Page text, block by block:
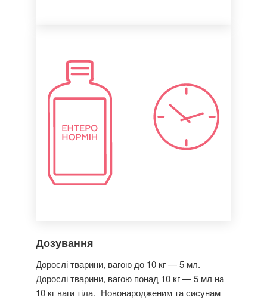
Дозування
Дорослі тварини, вагою до 10 кг — 5 мл.
Дорослі тварини, вагою понад 10 кг — 5 мл на
10 кг ваги тіла. Новонародженим та сисунам